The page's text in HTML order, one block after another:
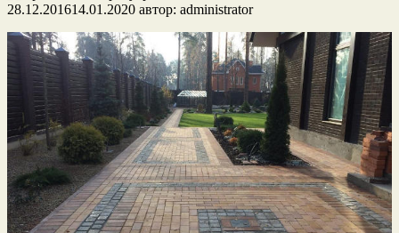
28.12.201614.01.2020 автор: administrator